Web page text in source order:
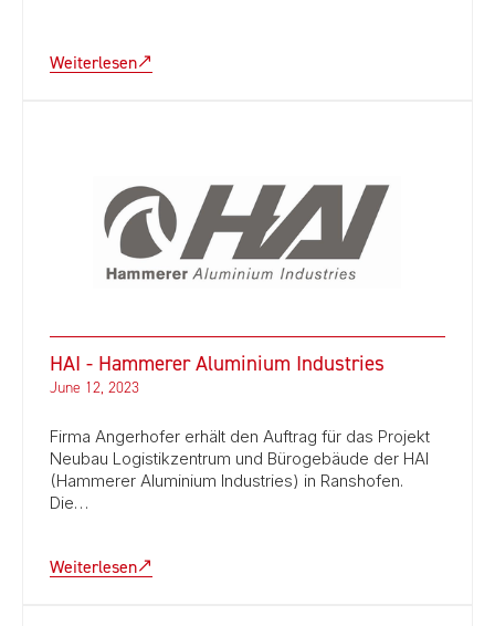
Weiterlesen
HAI - Hammerer Aluminium Industries
June 12, 2023
Firma Angerhofer erhält den Auftrag für das Projekt
Neubau Logistikzentrum und Bürogebäude der HAI
(Hammerer Aluminium Industries) in Ranshofen.
Die…
Weiterlesen